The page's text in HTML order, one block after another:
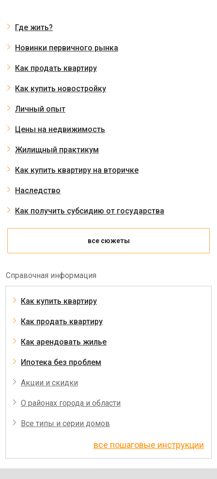
Где жить?
Новинки первичного рынка
Как продать квартиру
Как купить новостройку
Личный опыт
Цены на недвижимость
Жилищный практикум
Как купить квартиру на вторичке
Наследство
Как получить субсидию от государства
все сюжеты
Справочная информация
Как купить квартиру
Как продать квартиру
Как арендовать жилье
Ипотека без проблем
Акции и скидки
О районах города и области
Все типы и серии домов
все пошаговые инструкции